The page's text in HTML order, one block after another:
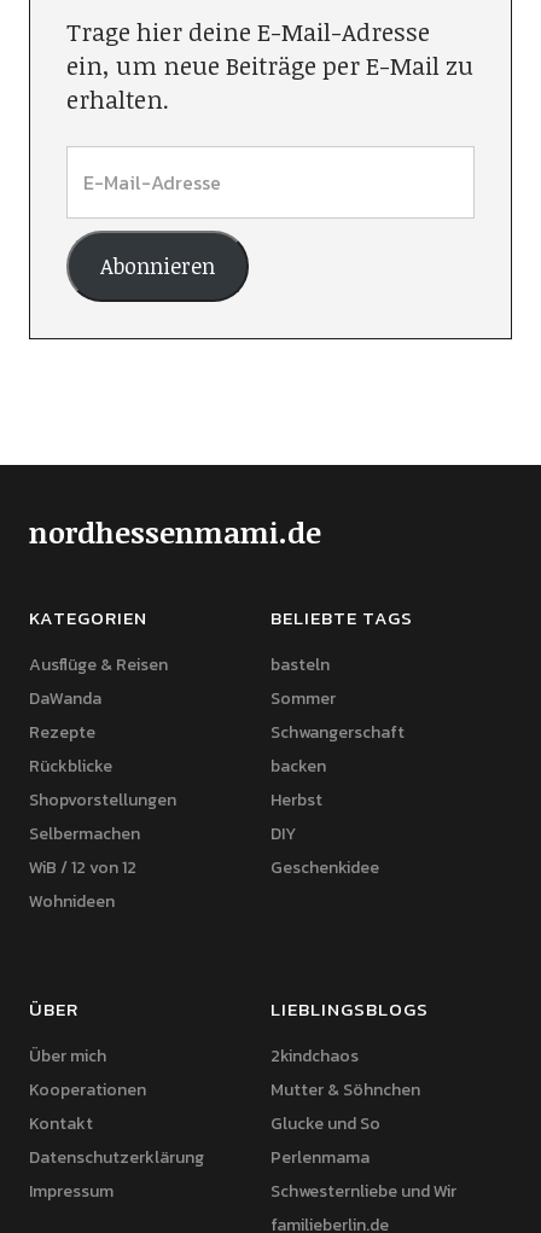
Trage hier deine E-Mail-Adresse
ein, um neue Beiträge per E-Mail zu
erhalten.
Abonnieren
nordhessenmami.de
KATEGORIEN
Ausflüge & Reisen
DaWanda
Rezepte
Rückblicke
Shopvorstellungen
Selbermachen
WiB / 12 von 12
Wohnideen
BELIEBTE TAGS
basteln
Sommer
Schwangerschaft
backen
Herbst
DIY
Geschenkidee
ÜBER
Über mich
Kooperationen
Kontakt
Datenschutzerklärung
Impressum
LIEBLINGSBLOGS
2kindchaos
Mutter & Söhnchen
Glucke und So
Perlenmama
Schwesternliebe und Wir
familieberlin.de